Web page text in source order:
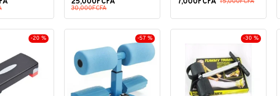
25,000FCFA
30,000FCFA
7,000FCFA 15,000FCFA
-20 % -57 % -30 %